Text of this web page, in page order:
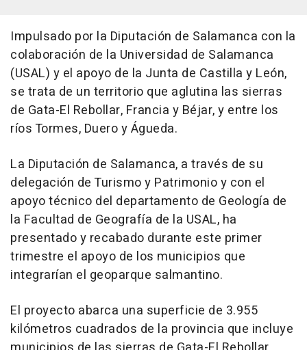
Impulsado por la Diputación de Salamanca con la
colaboración de la Universidad de Salamanca
(USAL) y el apoyo de la Junta de Castilla y León,
se trata de un territorio que aglutina las sierras
de Gata-El Rebollar, Francia y Béjar, y entre los
ríos Tormes, Duero y Águeda.
La Diputación de Salamanca, a través de su
delegación de Turismo y Patrimonio y con el
apoyo técnico del departamento de Geología de
la Facultad de Geografía de la USAL, ha
presentado y recabado durante este primer
trimestre el apoyo de los municipios que
integrarían el geoparque salmantino.
El proyecto abarca una superficie de 3.955
kilómetros cuadrados de la provincia que incluye